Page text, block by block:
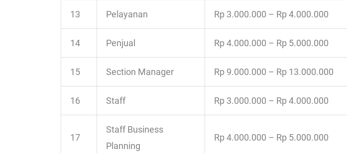
13 Pelayanan Rp 3.000.000 – Rp 4.000.000
14 Penjual Rp 4.000.000 – Rp 5.000.000
15 Section Manager Rp 9.000.000 – Rp 13.000.000
16 Staff Rp 3.000.000 – Rp 4.000.000
17
Staff Business
Planning
Rp 4.000.000 – Rp 5.000.000